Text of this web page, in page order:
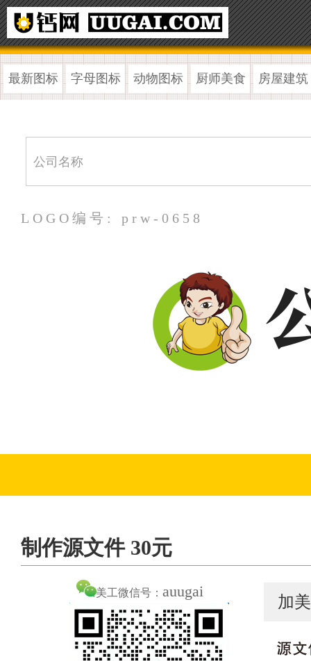
最新图标 字母图标 动物图标 厨师美食 房屋建筑
LOGO编号: prw-0658
制作源文件 30元
美工微信号： auugai
加